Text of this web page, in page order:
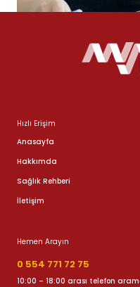
Hızlı Erişim
Anasayfa
Hakkımda
Sağlık Rehberi
İletişim
Hemen Arayın
0 554 771 72 75
10:00 – 18:00 arası telefon